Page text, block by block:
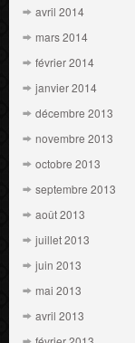
avril 2014
mars 2014
février 2014
janvier 2014
décembre 2013
novembre 2013
octobre 2013
septembre 2013
août 2013
juillet 2013
juin 2013
mai 2013
avril 2013